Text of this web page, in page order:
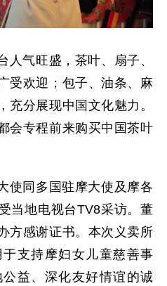
人气旺盛，茶叶、扇子、
受欢迎；包子、油条、麻
充分展现中国文化魅力。
会专程前来购买中国茶叶
使同多国驻摩大使及摩各
当地电视台TV8采访。董
方感谢证书。本次义卖所
支持摩妇女儿童慈善事
益、深化友好情谊的诚